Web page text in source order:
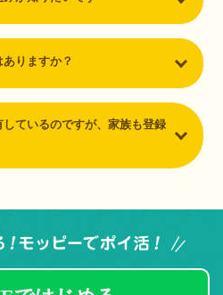
りますか？
ているのですが、家族も登録